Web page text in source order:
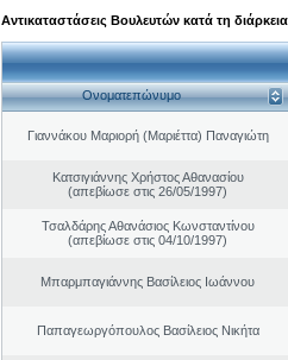
Αντικαταστάσεις Βουλευτών κατά τη
Ονοματεπώνυμο
Γιαννάκου Μαριορή (Μαριέττα) Παναγιώτη
Κατσιγιάννης Χρήστος Αθανασίου
(απεβίωσε στις 26/05/1997)
Τσαλδάρης Αθανάσιος Κωνσταντίνου
(απεβίωσε στις 04/10/1997)
Μπαρμπαγιάννης Βασίλειος Ιωάννου
Παπαγεωργόπουλος Βασίλειος Νικήτα